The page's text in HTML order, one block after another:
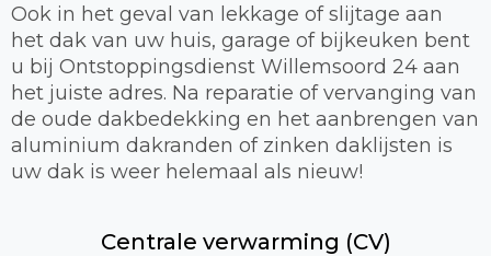
Ook in het geval van lekkage of slijtage aan
het dak van uw huis, garage of bijkeuken bent
u bij Ontstoppingsdienst Willemsoord 24 aan
het juiste adres. Na reparatie of vervanging van
de oude dakbedekking en het aanbrengen van
aluminium dakranden of zinken daklijsten is
uw dak is weer helemaal als nieuw!
Centrale verwarming (CV)